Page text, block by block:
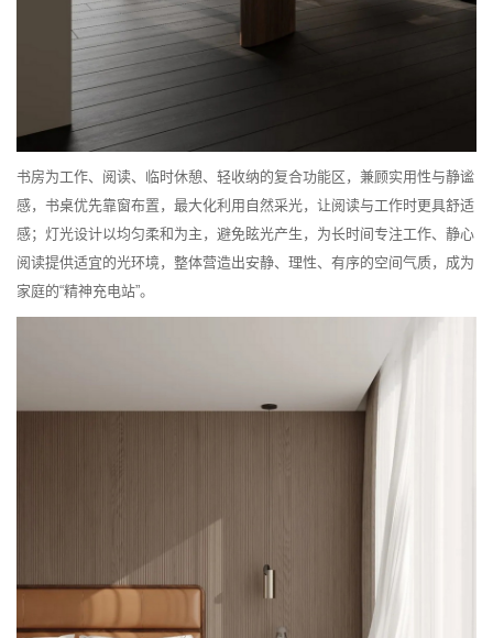
书房为工作、阅读、临时休憩、轻收纳的复合功能区，兼顾实用性与静谧
感，书桌优先靠窗布置，最大化利用自然采光，让阅读与工作时更具舒适
感；灯光设计以均匀柔和为主，避免眩光产生，为长时间专注工作、静心
阅读提供适宜的光环境，整体营造出安静、理性、有序的空间气质，成为
家庭的“精神充电站”。